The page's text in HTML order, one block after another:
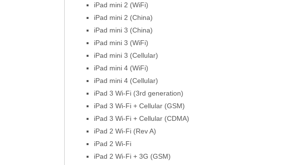
iPad mini 2 (WiFi)
iPad mini 2 (China)
iPad mini 3 (China)
iPad mini 3 (WiFi)
iPad mini 3 (Cellular)
iPad mini 4 (WiFi)
iPad mini 4 (Cellular)
iPad 3 Wi-Fi (3rd generation)
iPad 3 Wi-Fi + Cellular (GSM)
iPad 3 Wi-Fi + Cellular (CDMA)
iPad 2 Wi-Fi (Rev A)
iPad 2 Wi-Fi
iPad 2 Wi-Fi + 3G (GSM)